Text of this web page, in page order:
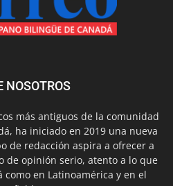
NOSOTROS
más antiguos de la comunidad
ha iniciado en 2019 una nueva
de redacción aspira a ofrecer a
de opinión serio, atento a lo que
como en Latinoamérica y en el